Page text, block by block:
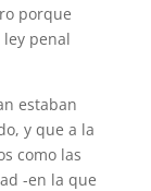
porque
penal
estaban
y que a la
como las
-en la que